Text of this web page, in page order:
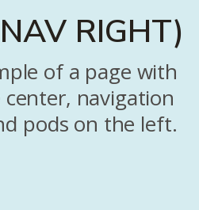
RIGHT)
of a page with
navigation
pods on the left.